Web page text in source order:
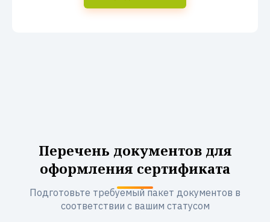
Перечень документов для
оформления сертификата
Подготовьте требуемый пакет документов в
соответствии с вашим статусом